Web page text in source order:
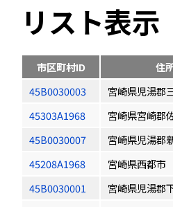
リスト表示
市区町村ID 住
45B0030003
宮崎県児湯郡
45303A1968
宮崎県宮崎郡
45B0030007
宮崎県児湯郡
45208A1968
宮崎県西都市
45B0030001
宮崎県児湯郡